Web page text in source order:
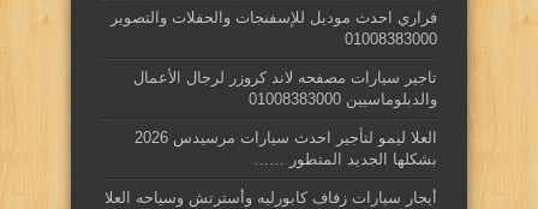
فراري احدث موديل للإسفنجات والحفلات والتصوير
01008383000
تاجير سيارات مصفحه لاند كروزر لرجال الأعمال
والدبلوماسيين 01008383000
العلا ليمو لتأجير احدث سيارات مرسيدس 2026
بشكلها الجديد المتطور ……
أيجار سيارات زفاف كابورليه وأسترتش وسياحه العلا